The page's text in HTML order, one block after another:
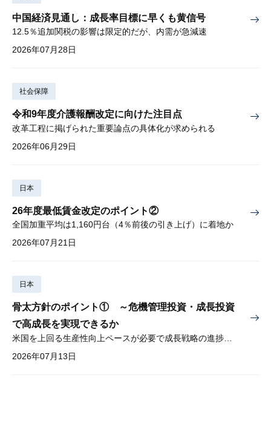
中国経済見通し：成長率目標に早くも黄信号
12.5％追加関税の影響は限定的だが、内需が急減速
2026年07月28日
社会保障
令和9年度介護報酬改定に向けた注目点
改革工程に掲げられた重要論点の具体化が求められる
2026年06月29日
日本
26年度最低賃金改定のポイント②
全国加重平均は1,160円台（4％前後の引き上げ）に着地か
2026年07月21日
日本
骨太方針のポイント① ～危機管理投資・成長投資
で高成長を実現できるか
2026年07月13日